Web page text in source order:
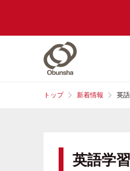
トップ 新着情報 英
英語学